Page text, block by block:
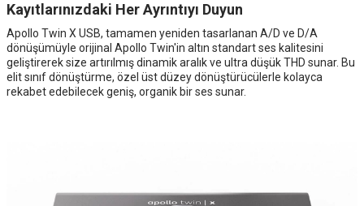
Kayıtlarınızdaki Her Ayrıntıyı Duyun
Apollo Twin X USB, tamamen yeniden tasarlanan A/D ve D/A
dönüşümüyle orijinal Apollo Twin'in altın standart ses kalitesini
geliştirerek size artırılmış dinamik aralık ve ultra düşük THD sunar. Bu
elit sınıf dönüştürme, özel üst düzey dönüştürücülerle kolayca
rekabet edebilecek geniş, organik bir ses sunar.